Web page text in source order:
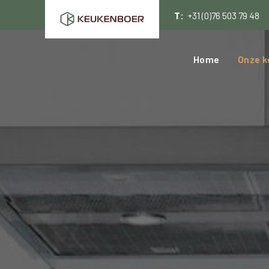
T: +31 (0)76 503 79 48
Home Onze